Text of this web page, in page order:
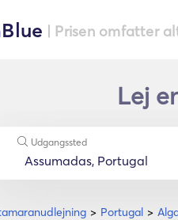
| Prisen omfatter
Lej
Portugal
Udgangssted